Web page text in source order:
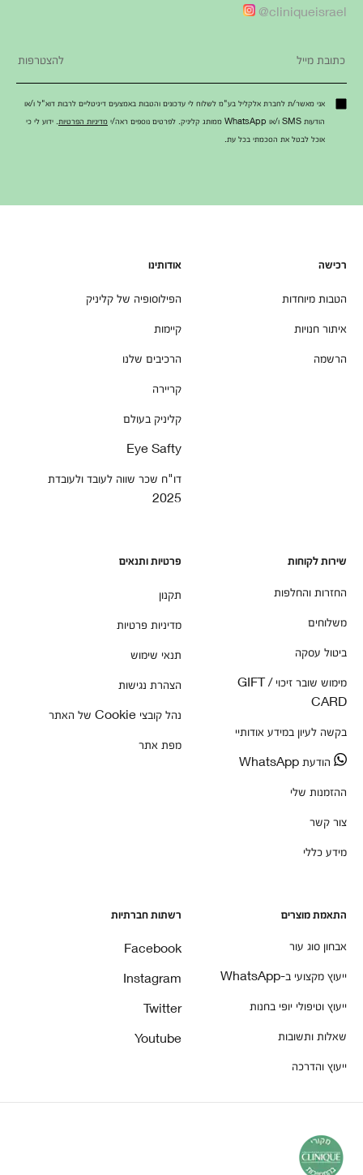
cliniqueisrael@
אני מאשר/ת לחברת אלקליל בע"מ לשלוח לי עדכונים והטבות באמצעים דיגיטליים לרבות דוא"ל ו/או
הודעות SMS ו/או WhatsApp ממותג קליניק. לפרטים נוספים ראה/י
מדיניות הפרטיות . ידוע לי כי
אוכל לבטל את הסכמתי בכל עת.
רכישה
הטבות מיוחדות
איתור חנויות
הרשמה
אודותינו
הפילוסופיה של קליניק
קיימות
הרכיבים שלנו
קריירה
קליניק בעולם
Eye Safty
דו"ח שכר שווה לעובד ולעובדת
2025
שירות לקוחות
החזרות והחלפות
משלוחים
ביטול עסקה
מימוש שובר זיכוי / GIFT
CARD
בקשה לעיון במידע אודותיי
הודעת WhatsApp
ההזמנות שלי
צור קשר
מידע כללי
פרטיות ותנאים
תקנון
מדיניות פרטיות
תנאי שימוש
הצהרת נגישות
נהל קובצי Cookie של האתר
מפת אתר
התאמת מוצרים
אבחון סוג עור
ייעוץ מקצועי ב-WhatsApp
ייעוץ וטיפולי יופי בחנות
שאלות ותשובות
ייעוץ והדרכה
רשתות חברתיות
Facebook
Instagram
Twitter
Youtube